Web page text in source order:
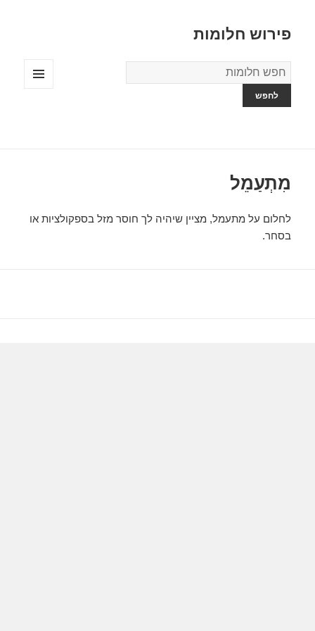
פירוש חלומות
מילון
החלומות
מִתְעַמֵל
לחלום על מתעמל, מציין שיהיה לך חוסר מזל בספקולציות או
בסחר.